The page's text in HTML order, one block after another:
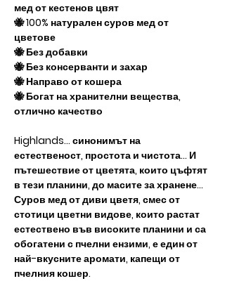
мед от кестенов цвят
🐝 100% натурален суров мед от
цветове
🐝 Без добавки
🐝 Без консерванти и захар
🐝 Направо от кошера
🐝 Богат на хранителни вещества,
отлично качество
Highlands... синонимът на
естественост, простота и чистота... И
пътешествие от цветята, които цъфтят
в тези планини, до масите за хранене...
Суров мед от диви цветя, смес от
стотици цветни видове, които растат
естествено във високите планини и са
обогатени с пчелни ензими, е един от
най-вкусните аромати, капещи от
пчелния кошер.